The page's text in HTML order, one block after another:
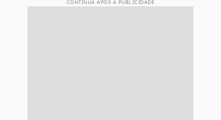
CONTINUA APÓS A PUBLICIDADE